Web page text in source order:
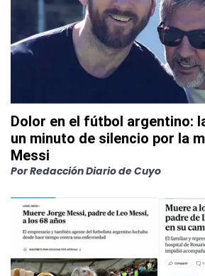
Dolor en el fútbol argentino:
un minuto de silencio por la
Messi
PorRedacción Diario de Cuyo